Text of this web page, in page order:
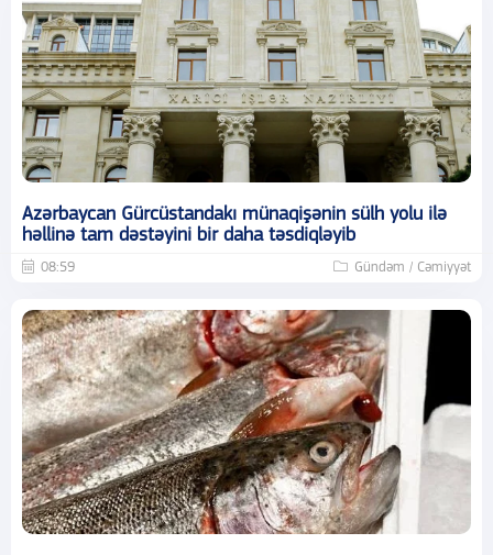
Azərbaycan Gürcüstandakı münaqişənin sülh yolu ilə
həllinə tam dəstəyini bir daha təsdiqləyib
08:59 Gündəm / Cəmiyyət